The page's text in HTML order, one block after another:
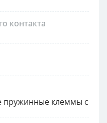
контакта
пружинные клеммы с